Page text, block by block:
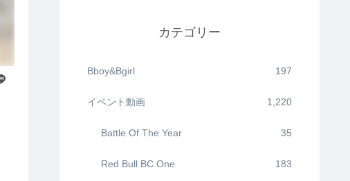
カテゴリー
Bboy&Bgirl 197
イベント動画 1,220
Battle Of The Year 35
Red Bull BC One 183